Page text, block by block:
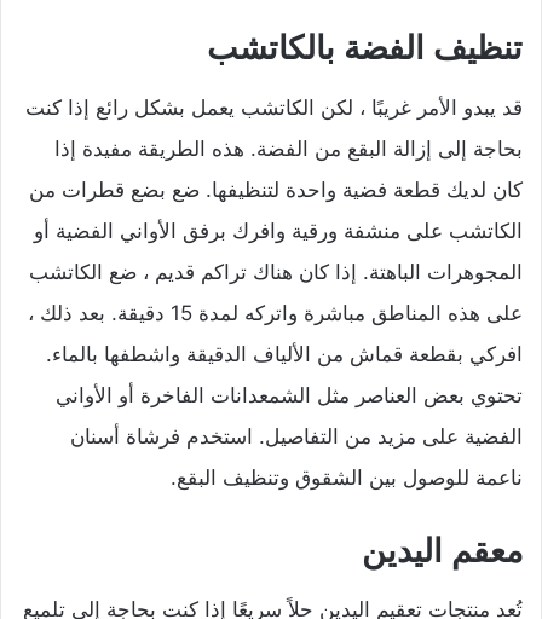
تنظيف الفضة بالكاتشب
قد يبدو الأمر غريبًا ، لكن الكاتشب يعمل بشكل رائع إذا كنت
بحاجة إلى إزالة البقع من الفضة. هذه الطريقة مفيدة إذا
كان لديك قطعة فضية واحدة لتنظيفها. ضع بضع قطرات من
الكاتشب على منشفة ورقية وافرك برفق الأواني الفضية أو
المجوهرات الباهتة. إذا كان هناك تراكم قديم ، ضع الكاتشب
على هذه المناطق مباشرة واتركه لمدة 15 دقيقة. بعد ذلك ،
افركي بقطعة قماش من الألياف الدقيقة واشطفها بالماء.
تحتوي بعض العناصر مثل الشمعدانات الفاخرة أو الأواني
الفضية على مزيد من التفاصيل. استخدم فرشاة أسنان
ناعمة للوصول بين الشقوق وتنظيف البقع.
معقم اليدين
تُعد منتجات تعقيم اليدين حلاً سريعًا إذا كنت بحاجة إلى تلميع